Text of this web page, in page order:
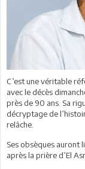
C’est une véritable
avec le décès
près de 90 ans. Sa
décryptage de
relâche.
Ses obsèques auront
après la prière d’El